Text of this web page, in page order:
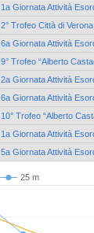
1a Giornata Attività
2° Trofeo Città di
6a Giornata Attività
9° Trofeo “Alberto
2a Giornata Attività
6a Giornata Attività
10° Trofeo “Alberto
1a Giornata Attività
5a Giornata Attività
25 m